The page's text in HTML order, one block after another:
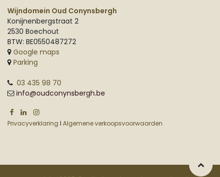
Wijndomein Oud Conynsbergh
Konijnenbergstraat 2
2530 Boechout
BTW: BE0550487272
Google maps
Parking
03 435 98 70
info@oudconynsbergh.be
Privacyverklaring I Algemene verkoopsvoorwaarden